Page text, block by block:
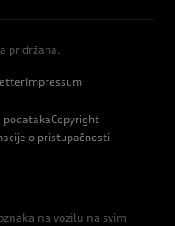
pridržana.
Impressum
podatakaCopyright
o pristupačnosti
na vozilu na svim